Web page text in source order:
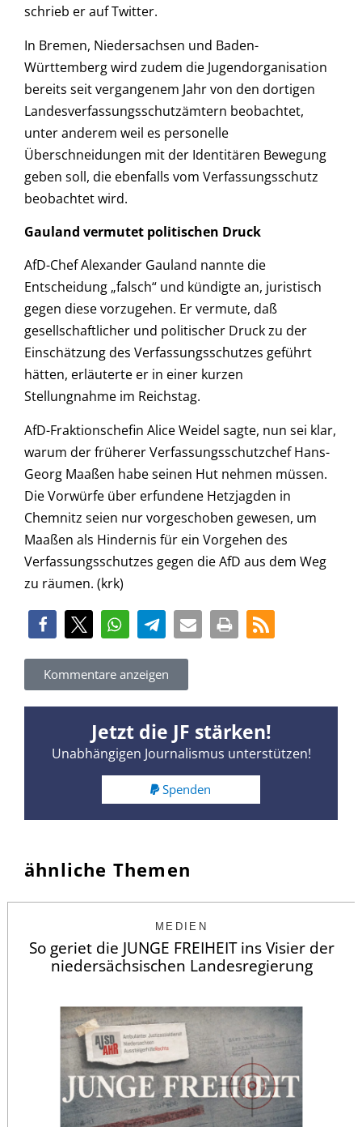
schrieb er auf Twitter.
In Bremen, Niedersachsen und Baden-
Württemberg wird zudem die Jugendorganisation
bereits seit vergangenem Jahr von den dortigen
Landesverfassungsschutzämtern beobachtet,
unter anderem weil es personelle
Überschneidungen mit der Identitären Bewegung
geben soll, die ebenfalls vom Verfassungsschutz
beobachtet wird.
Gauland vermutet politischen Druck
AfD-Chef Alexander Gauland nannte die
Entscheidung „falsch“ und kündigte an, juristisch
gegen diese vorzugehen. Er vermute, daß
gesellschaftlicher und politischer Druck zu der
Einschätzung des Verfassungsschutzes geführt
hätten, erläuterte er in einer kurzen
Stellungnahme im Reichstag.
AfD-Fraktionschefin Alice Weidel sagte, nun sei klar,
warum der früherer Verfassungsschutzchef Hans-
Georg Maaßen habe seinen Hut nehmen müssen.
Die Vorwürfe über erfundene Hetzjagden in
Chemnitz seien nur vorgeschoben gewesen, um
Maaßen als Hindernis für ein Vorgehen des
Verfassungsschutzes gegen die AfD aus dem Weg
zu räumen. (krk)
Kommentare anzeigen
Jetzt die JF stärken!
Unabhängigen Journalismus unterstützen!
Spenden
ähnliche Themen
MEDIEN
So geriet die JUNGE FREIHEIT ins Visier der
niedersächsischen Landesregierung